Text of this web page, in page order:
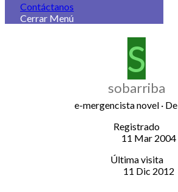
Contáctanos
Cerrar Menú
S
sobarriba
e-mergencista novel ·De
Registrado
11 Mar 2004
Última visita
11 Dic 2012